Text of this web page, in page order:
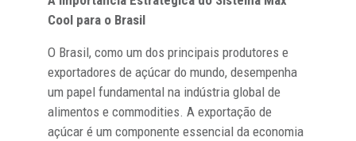
Cool para o Brasil
O Brasil, como um dos principais produtores e
exportadores de açúcar do mundo, desempenha
um papel fundamental na indústria global de
alimentos e commodities. A exportação de
açúcar é um componente essencial da economia